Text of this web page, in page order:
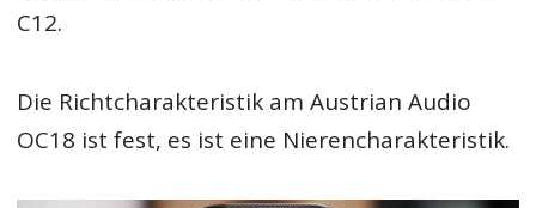
C12.
Die Richtcharakteristik am Austrian Audio
OC18 ist fest, es ist eine Nierencharakteristik.